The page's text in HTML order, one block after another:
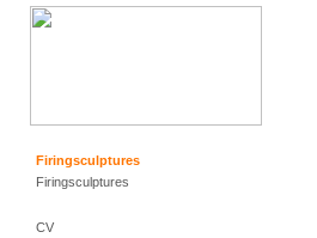
Firingsculptures
Firingsculptures
CV